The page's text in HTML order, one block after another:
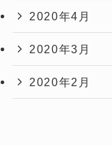
2020年4月
2020年3月
2020年2月